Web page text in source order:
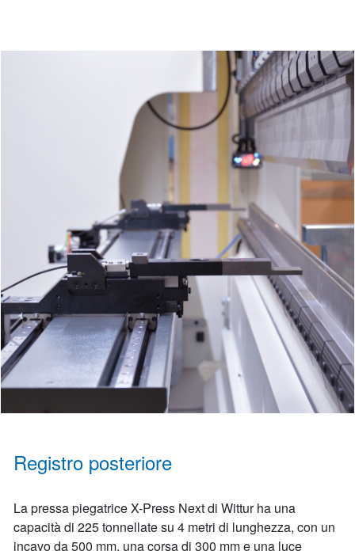
Registro posteriore
La pressa piegatrice X-Press Next di Wittur ha una
capacità di 225 tonnellate su 4 metri di lunghezza, con un
incavo da 500 mm, una corsa di 300 mm e una luce